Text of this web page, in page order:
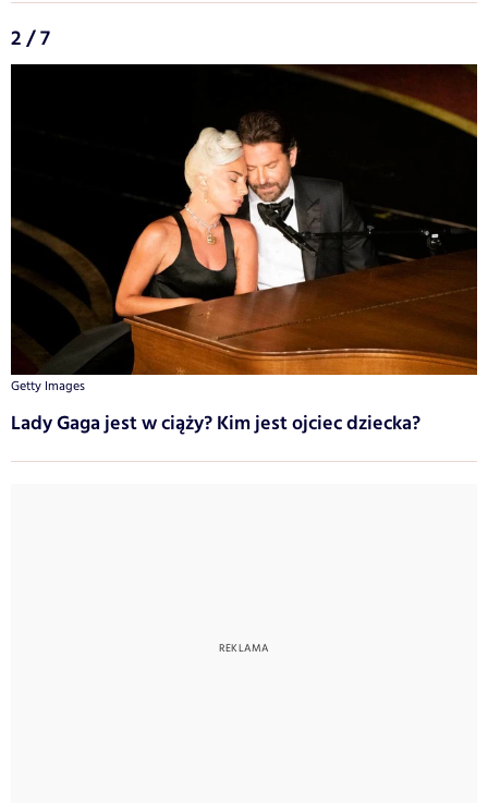
2 / 7
Getty Images
Lady Gaga jest w ciąży? Kim jest ojciec dziecka?